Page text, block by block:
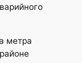
метра